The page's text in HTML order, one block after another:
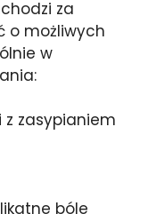
za
o możliwych
w
zasypianiem
bóle